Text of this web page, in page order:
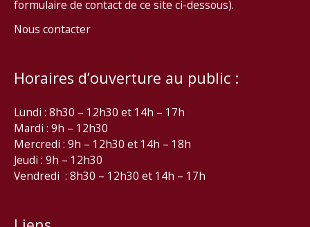
formulaire de contact de ce site ci-dessous).
Nous contacter
Horaires d’ouverture au public :
Lundi : 8h30 – 12h30 et 14h – 17h
Mardi : 9h – 12h30
Mercredi : 9h – 12h30 et 14h – 18h
Jeudi : 9h – 12h30
Vendredi : 8h30 – 12h30 et 14h – 17h